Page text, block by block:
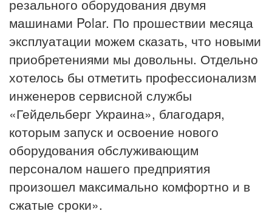
резального оборудования двумя
машинами Polar. По прошествии месяца
эксплуатации можем сказать, что новыми
приобретениями мы довольны. Отдельно
хотелось бы отметить профессионализм
инженеров сервисной службы
«Гейдельберг Украина», благодаря,
которым запуск и освоение нового
оборудования обслуживающим
персоналом нашего предприятия
произошел максимально комфортно и в
сжатые сроки».